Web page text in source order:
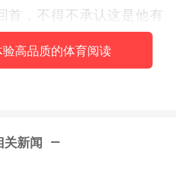
首，不得不承认这是他有
然是这个赛季最大的热
高品质的体育阅读
关新闻